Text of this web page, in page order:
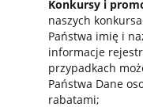
Konkursy i
naszych
Państwa imię i
informacje
przypadkach
Państwa Dane
rabatami;